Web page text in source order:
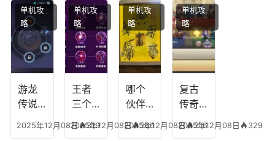
游龙
传说
2025年12月08日 319
单机攻
略
王者
三个
加
2025年12月08日 366
单机攻
略
哪个
伙伴
心符
2025年12月08日 316
单机攻
略
复古
传奇
平民
2025年12月08日 329
单机攻
略